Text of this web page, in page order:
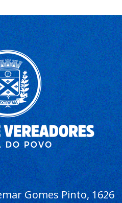
Gomes Pinto, 1626